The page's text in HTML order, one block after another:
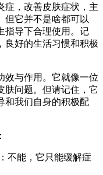
症，改善皮肤症状，主
但它并不是啥都可以
指导下合理使用。记
良好的生活习惯和积极
效与作用。它就像一位
肤问题。但请记住，它
和我们自身的积极配
不能，它只能缓解症